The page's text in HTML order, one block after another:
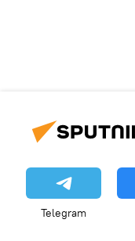
Telegram